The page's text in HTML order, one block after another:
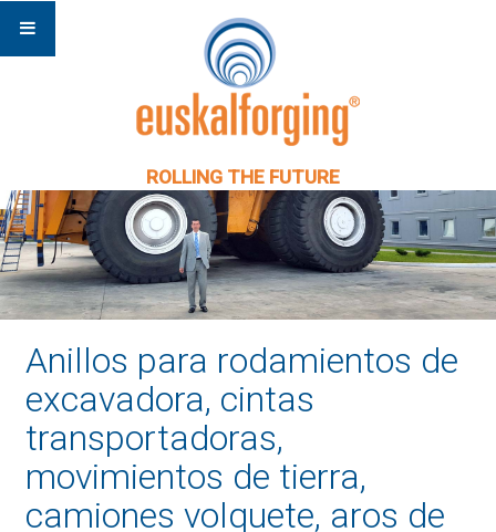
ROLLING THE FUTURE
Anillos para rodamientos de
excavadora, cintas
transportadoras,
movimientos de tierra,
camiones volquete, aros de